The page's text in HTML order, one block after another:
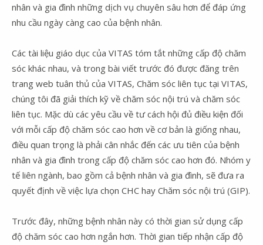
nhân và gia đình những dịch vụ chuyên sâu hơn để đáp ứng
nhu cầu ngày càng cao của bệnh nhân.
Các tài liệu giáo dục của VITAS tóm tắt những cấp độ chăm
sóc khác nhau, và trong bài viết trước đó được đăng trên
trang web tuân thủ của VITAS, Chăm sóc liên tục tại VITAS,
chúng tôi đã giải thích kỹ về chăm sóc nội trú và chăm sóc
liên tục. Mặc dù các yêu cầu về tư cách hội đủ điều kiện đối
với mỗi cấp độ chăm sóc cao hơn về cơ bản là giống nhau,
điều quan trọng là phải cân nhắc đến các ưu tiên của bệnh
nhân và gia đình trong cấp độ chăm sóc cao hơn đó. Nhóm y
tế liên ngành, bao gồm cả bệnh nhân và gia đình, sẽ đưa ra
quyết định về việc lựa chọn CHC hay Chăm sóc nội trú (GIP).
Trước đây, những bệnh nhân này có thời gian sử dụng cấp
độ chăm sóc cao hơn ngắn hơn. Thời gian tiếp nhận cấp độ